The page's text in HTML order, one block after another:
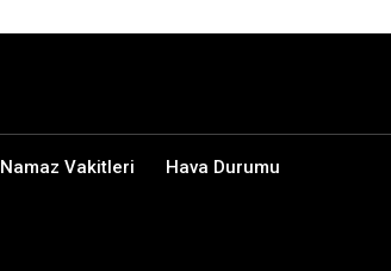
Namaz Vakitleri
Hava Durumu